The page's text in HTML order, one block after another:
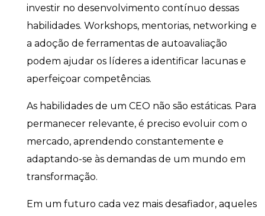
investir no desenvolvimento contínuo dessas
habilidades. Workshops, mentorias, networking e
a adoção de ferramentas de autoavaliação
podem ajudar os líderes a identificar lacunas e
aperfeiçoar competências.
As habilidades de um CEO não são estáticas. Para
permanecer relevante, é preciso evoluir com o
mercado, aprendendo constantemente e
adaptando-se às demandas de um mundo em
transformação.
Em um futuro cada vez mais desafiador, aqueles